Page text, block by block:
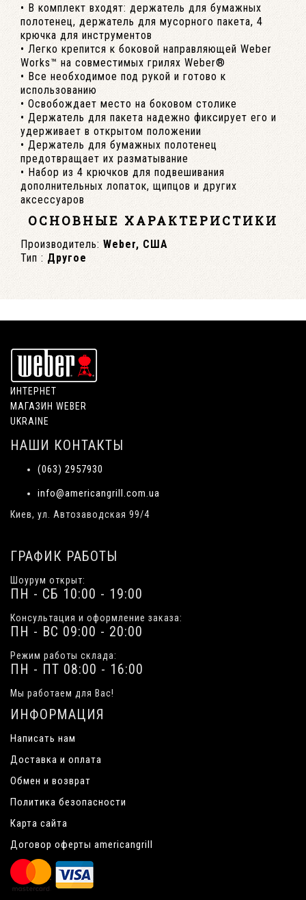
• В комплект входят: держатель для бумажных
полотенец, держатель для мусорного пакета, 4
крючка для инструментов
• Легко крепится к боковой направляющей Weber
Works™ на совместимых грилях Weber®
• Все необходимое под рукой и готово к
использованию
• Освобождает место на боковом столике
• Держатель для пакета надежно фиксирует его и
удерживает в открытом положении
• Держатель для бумажных полотенец
предотвращает их разматывание
• Набор из 4 крючков для подвешивания
дополнительных лопаток, щипцов и других
аксессуаров
ОСНОВНЫЕ ХАРАКТЕРИСТИКИ
Производитель: Weber, США
Тип : Другое
ИНТЕРНЕТ
МАГАЗИН WEBER
UKRAINE
НАШИ КОНТАКТЫ
(063) 2957930
info@americangrill.com.ua
Киев, ул. Автозаводская 99/4
ГРАФИК РАБОТЫ
Шоурум открыт:
ПН - СБ 10:00 - 19:00
Консультация и оформление заказа:
ПН - ВС 09:00 - 20:00
Режим работы склада:
ПН - ПТ 08:00 - 16:00
Мы работаем для Вас!
ИНФОРМАЦИЯ
Написать нам
Доставка и оплата
Обмен и возврат
Политика безопасности
Карта сайта
Договор оферты americangrill